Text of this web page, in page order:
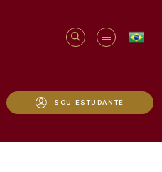
SOU ESTUDANTE